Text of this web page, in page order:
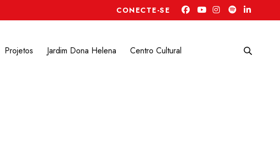
CONECTE-SE
Projetos Jardim Dona Helena Centro Cultural